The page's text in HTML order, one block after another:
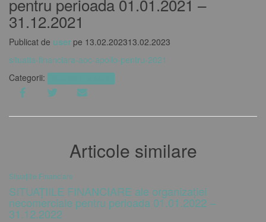
pentru perioada 01.01.2021 –
31.12.2021
Publicat de user pe 13.02.202313.02.2023
situatia-financiara-aoc-apollo-pentru-2021
Categorii:
Articole similare
Situațiile Financiare
SITUAȚIILE FINANCIARE ale organizației
necomerciale pentru perioada 01.01.2022 –
31.12.2022